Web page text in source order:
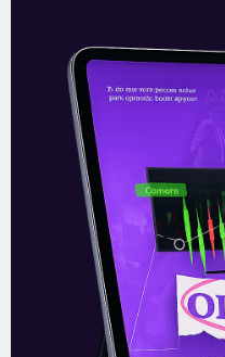
Facebook:
Europa
O Facebook está
uma possível
transferência de
na Europa para os
decisão